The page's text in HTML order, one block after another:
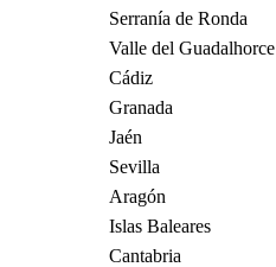
Serranía de Ronda
Valle del Guadalhorce
Cádiz
Granada
Jaén
Sevilla
Aragón
Islas Baleares
Cantabria